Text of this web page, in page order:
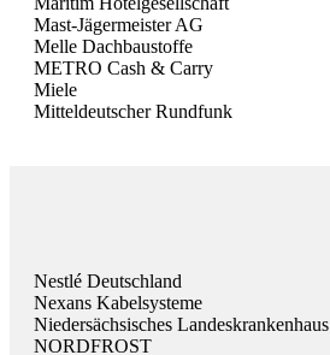
Mast-Jägermeister AG
Melle Dachbaustoffe
METRO Cash & Carry
Miele
Mitteldeutscher Rundfunk
Nestlé Deutschland
Nexans Kabelsysteme
Niedersächsisches Landeskrankenhaus
NORDFROST